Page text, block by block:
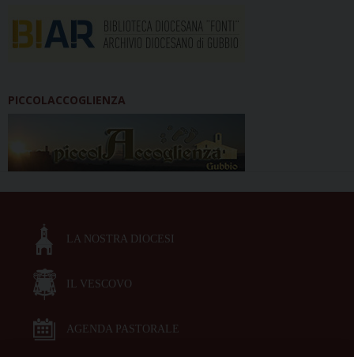
PICCOLACCOGLIENZA
LA NOSTRA DIOCESI
IL VESCOVO
AGENDA PASTORALE